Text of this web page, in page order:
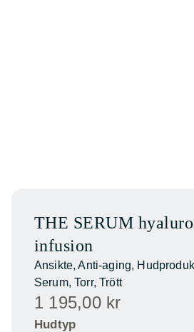
THE SERUM
infusion
Ansikte,Anti-aging,
Serum,Torr,Trött
1 195,00 kr
Hudtyp